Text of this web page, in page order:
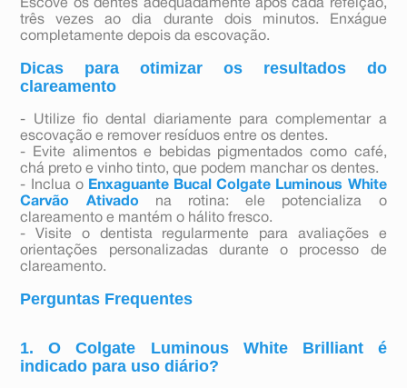
Escove os dentes adequadamente após cada refeição,
três vezes ao dia durante dois minutos. Enxágue
completamente depois da escovação.
Dicas para otimizar os resultados do
clareamento
- Utilize fio dental diariamente para complementar a
escovação e remover resíduos entre os dentes.
- Evite alimentos e bebidas pigmentados como café,
chá preto e vinho tinto, que podem manchar os dentes.
- Inclua o Enxaguante Bucal Colgate Luminous White
Carvão Ativado
na rotina: ele potencializa o
clareamento e mantém o hálito fresco.
- Visite o dentista regularmente para avaliações e
orientações personalizadas durante o processo de
clareamento.
Perguntas Frequentes
1. O Colgate Luminous White Brilliant é
indicado para uso diário?